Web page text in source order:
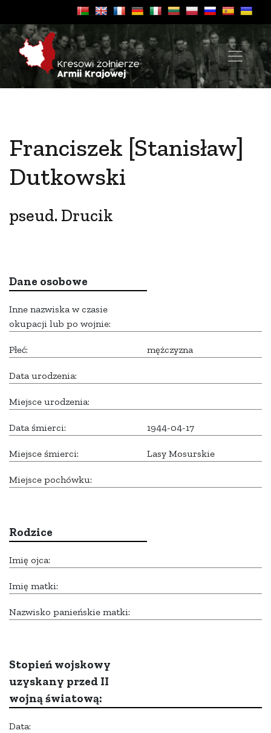
Franciszek [Stanisław]
Dutkowski
pseud. Drucik
Dane osobowe
Inne nazwiska w czasie
okupacji lub po wojnie:
Płeć: mężczyzna
Data urodzenia:
Miejsce urodzenia:
Data śmierci: 1944-04-17
Miejsce śmierci: Lasy Mosurskie
Miejsce pochówku:
Rodzice
Imię ojca:
Imię matki:
Nazwisko panieńskie matki:
Stopień wojskowy
uzyskany przed II
wojną światową:
Data: